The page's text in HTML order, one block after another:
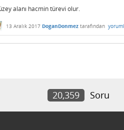
alanı hacmin türevi olur.
13 Aralık 2017 DoganDonmez tarafından
20,359 Soru